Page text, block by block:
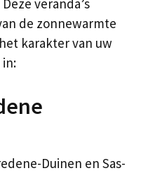
veranda’s
de zonnewarmte
karakter van uw
Duinen en Sas-